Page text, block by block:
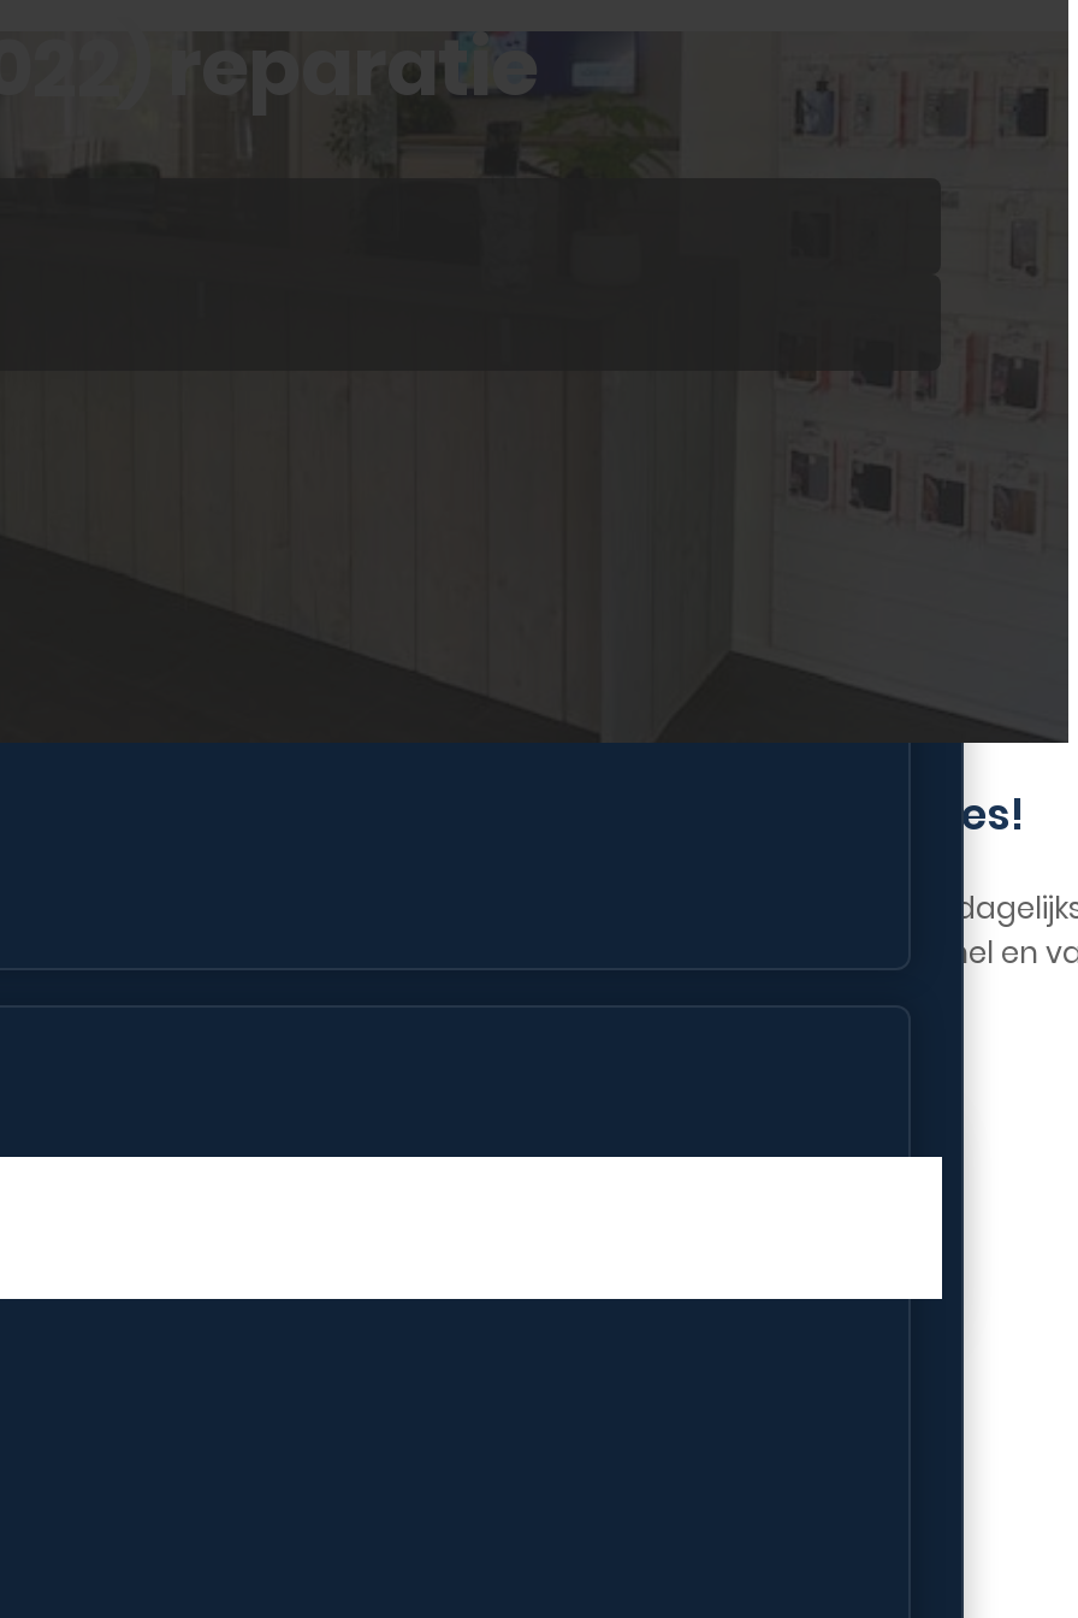
reparatie
hoogwaardige Apple iPad (2022) reparaties!
dan alleen een apparaat. Het is een essentieel onderdeel van je
Wanneer je iPad beschadigd raakt, wil je de zekerheid dat deze snel en
te goed.